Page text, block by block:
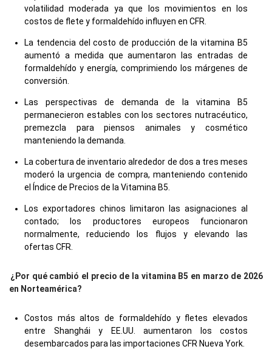
volatilidad moderada ya que los movimientos en los
costos de flete y formaldehído influyen en CFR.
La tendencia del costo de producción de la vitamina B5
aumentó a medida que aumentaron las entradas de
formaldehído y energía, comprimiendo los márgenes de
conversión.
Las perspectivas de demanda de la vitamina B5
permanecieron estables con los sectores nutracéutico,
premezcla para piensos animales y cosmético
manteniendo la demanda.
La cobertura de inventario alrededor de dos a tres meses
moderó la urgencia de compra, manteniendo contenido
el Índice de Precios de la Vitamina B5.
Los exportadores chinos limitaron las asignaciones al
contado; los productores europeos funcionaron
normalmente, reduciendo los flujos y elevando las
ofertas CFR.
¿Por qué cambió el precio de la vitamina B5 en marzo de 2026
en Norteamérica?
Costos más altos de formaldehído y fletes elevados
entre Shanghái y EE.UU. aumentaron los costos
desembarcados para las importaciones CFR Nueva York.